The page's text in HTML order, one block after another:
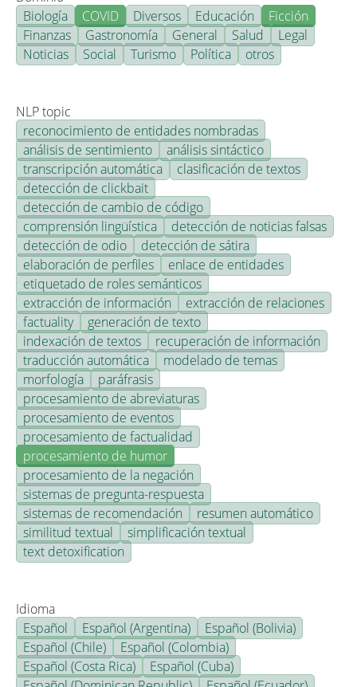
Biología
COVID Diversos Educación
Ficción
Finanzas
Gastronomía General Salud
Legal
Noticias
Social Turismo Política otros
NLP topic
reconocimiento de entidades nombradas
análisis de sentimiento
análisis sintáctico
transcripción automática
clasificación de textos
detección de clickbait
detección de cambio de código
comprensión lingüística
detección de noticias falsas
detección de odio
detección de sátira
elaboración de perfiles
enlace de entidades
etiquetado de roles semánticos
extracción de información
extracción de relaciones
factuality
generación de texto
indexación de textos
recuperación de información
traducción automática
modelado de temas
morfología
paráfrasis
procesamiento de abreviaturas
procesamiento de eventos
procesamiento de factualidad
procesamiento de humor
procesamiento de la negación
sistemas de pregunta-respuesta
sistemas de recomendación
resumen automático
similitud textual
simplificación textual
text detoxification
Idioma
Español
Español (Argentina)
Español (Bolivia)
Español (Chile)
Español (Colombia)
Español (Costa Rica)
Español (Cuba)